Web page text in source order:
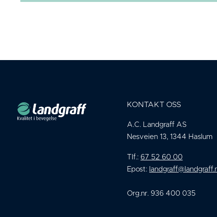
KONTAKT OSS
A.C. Landgraff AS
Nesveien 13, 1344 Haslum
Tlf.: 67 52 60 00
Epost:
Org.nr. 936 400 035